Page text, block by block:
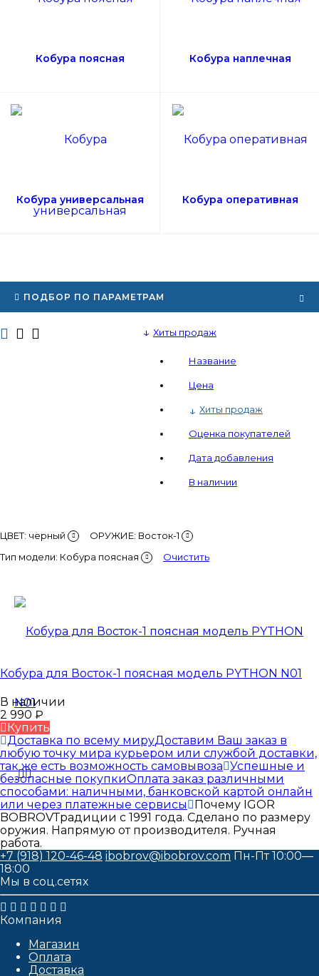
Кобура поясная Кобура наплечная
Кобура универсальная Кобура оперативная
ПОДБОР ПО ПАРАМЕТРАМ
Хиты продаж
Название
Цена
Хиты продаж
Оценка покупателей
Дата добавления
В наличии
ЦВЕТ: черный ОРУЖИЕ: Восток-1
Тип модели: Кобура поясная Очистить
Кобура для Восток-1 поясная модель PYTHON N01
В наличии
2 990 ₽
Купить
Доставка по всему мируДоставим Ваш заказ в
любую точку мира курьером или службой доставки,
так же есть возможность самовывоза Успешные и
безопасные покупкиОплата заказ различными
способами: наличными, банковской картой онлайн
или через платежные сервисы
Почему IGOR
BOBROVТрадиции с 1991 года. Сделано по размеру
оружия. Напрямую от производителя. Ручная
работа.
+7 (918) 120-46-48 ibobrov@ibobrov.com Пн-Пт 10:00—
18:00
Мы в соц.сетях
Компания
Магазин
Оплата
Доставка